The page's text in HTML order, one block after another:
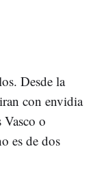
Desde la
con envidia
o
es de dos